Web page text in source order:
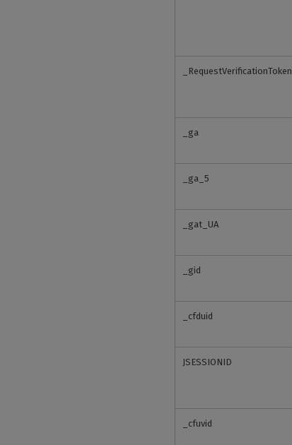
_RequestVerificationToken
_ga
_ga_5
_gat_UA
_gid
_cfduid
JSESSIONID
_cfuvid